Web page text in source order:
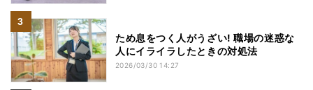
ため息をつく人がうざい! 職場の迷惑な
人にイライラしたときの対処法
2026/03/30 14:27